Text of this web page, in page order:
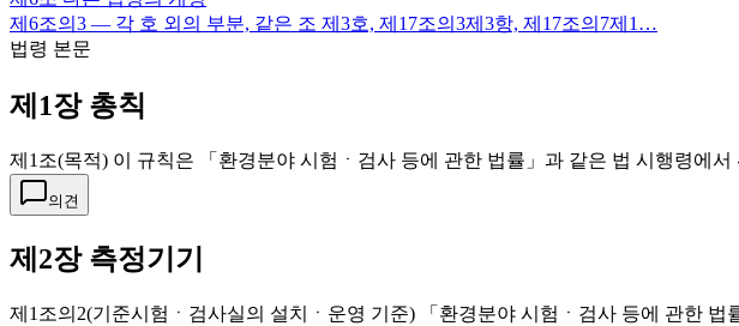
제6조의3 — 각 호 외의 부분, 같은 조 제3호, 제17조의3제3항, 제17조의7제1…
법령 본문
제1장 총칙
제1조(목적) 이 규칙은 「환경분야 시험ㆍ검사 등에 관한 법률」과 같은 법 시행령에
의견
제2장 측정기기
제1조의2(기준시험ㆍ검사실의 설치ㆍ운영 기준) 「환경분야 시험ㆍ검사 등에 관한